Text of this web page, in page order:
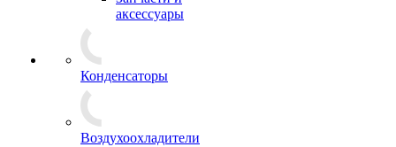
аксессуары
Конденсаторы
Воздухоохладители